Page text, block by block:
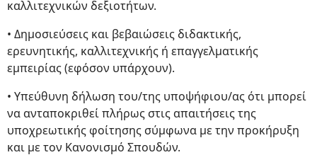
καλλιτεχνικών δεξιοτήτων.
• Δημοσιεύσεις και βεβαιώσεις διδακτικής,
ερευνητικής, καλλιτεχνικής ή επαγγελματικής
εμπειρίας (εφόσον υπάρχουν).
• Υπεύθυνη δήλωση του/της υποψήφιου/ας ότι μπορεί
να ανταποκριθεί πλήρως στις απαιτήσεις της
υποχρεωτικής φοίτησης σύμφωνα με την προκήρυξη
και με τον Κανονισμό Σπουδών.